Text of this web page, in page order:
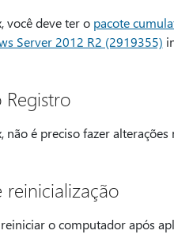
você deve ter o pacote
Server 2012 R2 (2919355)
não é preciso fazer
reinicialização
o computador após